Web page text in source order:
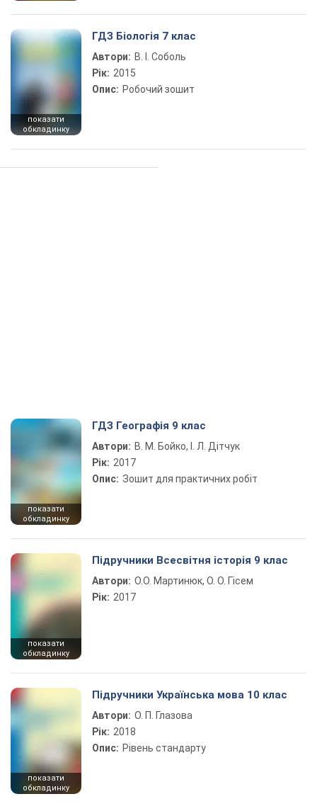
показати
обкладинку
ГДЗ Біологія 7 клас
Автори: В. І. Соболь
Рік: 2015
Опис: Робочий зошит
показати
обкладинку
ГДЗ Географія 9 клас
Автори: В. М. Бойко, І. Л. Дітчук
Рік: 2017
Опис: Зошит для практичних робіт
показати
обкладинку
Підручники Всесвітня історія 9 клас
Автори: О.О. Мартинюк, О. О. Гісем
Рік: 2017
показати
обкладинку
Підручники Українська мова 10 клас
Автори: О. П. Глазова
Рік: 2018
Опис: Рівень стандарту